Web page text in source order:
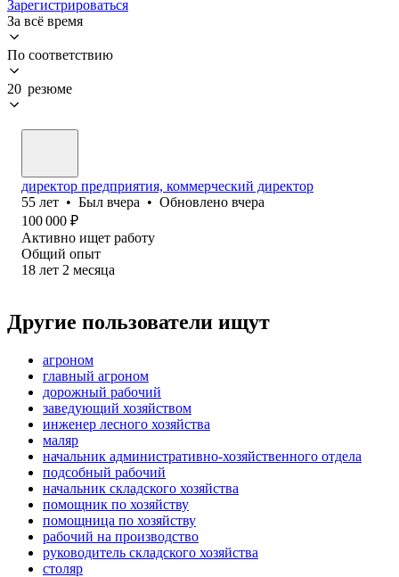
Зарегистрироваться
За всё время
По соответствию
20 резюме
директор предприятия, коммерческий директор
55 лет • Был вчера • Обновлено вчера
100 000 ₽
Активно ищет работу
Общий опыт
18 лет 2 месяца
Другие пользователи ищут
агроном
главный агроном
дорожный рабочий
заведующий хозяйством
инженер лесного хозяйства
маляр
начальник административно-хозяйственного отдела
подсобный рабочий
начальник складского хозяйства
помощник по хозяйству
помощница по хозяйству
рабочий на производство
руководитель складского хозяйства
столяр